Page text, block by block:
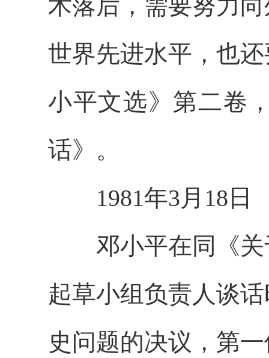
术落后，需要努力
世界先进水平，也
小平文选》第二卷
话》。
1981年3月18日
邓小平在同《关
起草小组负责人谈
史问题的决议，第